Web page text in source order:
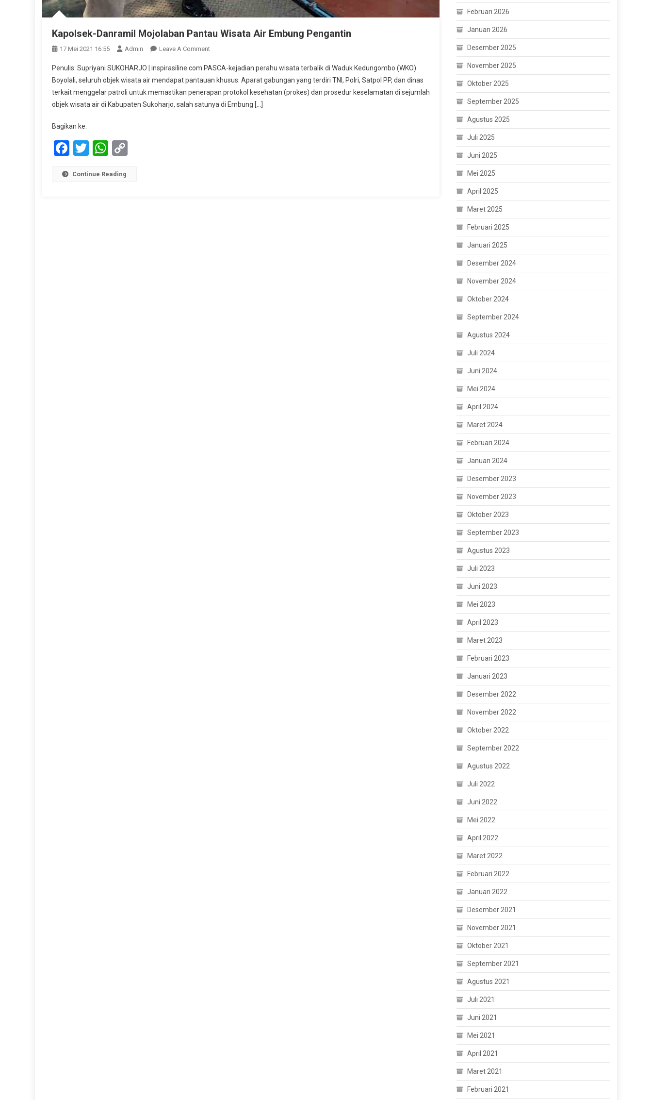
Kapolsek-Danramil Mojolaban Pantau Wisata Air Embung Pengantin
17 Mei 2021 16:55 Admin Leave A CommentOn
Danramil
Mojolaban
Pantau
Wisata
Penulis: Supriyani SUKOHARJO | inspirasiline.com PASCA-kejadian perahu wisata terbalik di Waduk Kedungombo (WKO)
Boyolali, seluruh objek wisata air mendapat pantauan khusus. Aparat gabungan yang terdiri TNI, Polri, Satpol PP, dan dinas
terkait menggelar patroli untuk memastikan penerapan protokol kesehatan (prokes) dan prosedur keselamatan di sejumlah
objek wisata air di Kabupaten Sukoharjo, salah satunya di Embung […]
Bagikan ke:
Facebook
TwitterWhatsApp
Continue Reading
Februari 2026
Januari 2026
Desember 2025
November 2025
Oktober 2025
September 2025
Agustus 2025
Juli 2025
Juni 2025
Mei 2025
April 2025
Maret 2025
Februari 2025
Januari 2025
Desember 2024
November 2024
Oktober 2024
September 2024
Agustus 2024
Juli 2024
Juni 2024
Mei 2024
April 2024
Maret 2024
Februari 2024
Januari 2024
Desember 2023
November 2023
Oktober 2023
September 2023
Agustus 2023
Juli 2023
Juni 2023
Mei 2023
April 2023
Maret 2023
Februari 2023
Januari 2023
Desember 2022
November 2022
Oktober 2022
September 2022
Agustus 2022
Juli 2022
Juni 2022
Mei 2022
April 2022
Maret 2022
Februari 2022
Januari 2022
Desember 2021
November 2021
Oktober 2021
September 2021
Agustus 2021
Juli 2021
Juni 2021
Mei 2021
April 2021
Maret 2021
Februari 2021